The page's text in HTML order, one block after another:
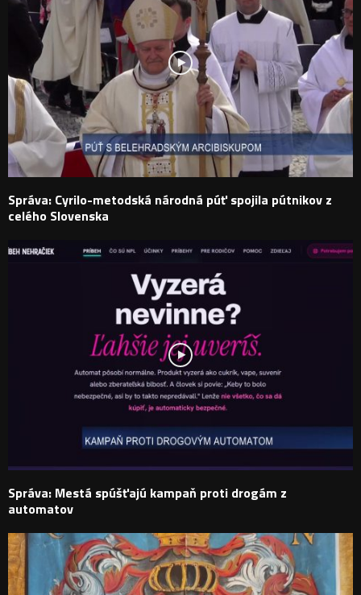
Správa: Cyrilo-metodská národná púť spojila pútnikov z
celého Slovenska
Správa: Mestá spúšťajú kampaň proti drogám z
automatov